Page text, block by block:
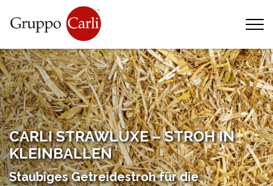
T—info@gruppocarli.com
CARLI STRAWLUXE – STROH IN
KLEINBALLEN
Staubiges Getreidestroh für die